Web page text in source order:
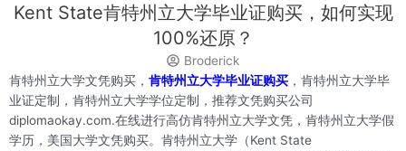
Kent State肯特州立大学毕业证购买，如何实现
100%还原？
Broderick
肯特州立大学文凭购买， 肯特州立大学毕业证购买 ，肯特州立大学毕
业证定制，肯特州立大学学位定制，推荐文凭购买公司
diplomaokay.com.在线进行高仿肯特州立大学文凭，肯特州立大学假
学历，美国大学文凭购买。肯特州立大学（Kent State